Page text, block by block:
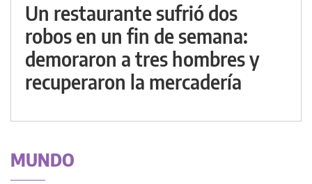
Un restaurante sufrió dos
robos en un fin de semana:
demoraron a tres hombres y
recuperaron la mercadería
MUNDO